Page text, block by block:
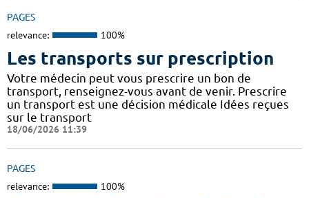
PAGES
relevance: 100%
Les transports sur prescription
Votre médecin peut vous prescrire un bon de
transport, renseignez-vous avant de venir. Prescrire
un transport est une décision médicale Idées reçues
sur le transport
18/06/2026 11:39
PAGES
relevance: 100%